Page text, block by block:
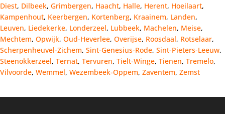
Diest, Dilbeek, Grimbergen, Haacht, Halle, Herent, Hoeilaart,
Kampenhout, Keerbergen, Kortenberg, Kraainem, Landen,
Leuven, Liedekerke, Londerzeel, Lubbeek, Machelen, Meise,
Mechtem, Opwijk, Oud-Heverlee, Overijse, Roosdaal, Rotselaar,
Scherpenheuvel-Zichem, Sint-Genesius-Rode, Sint-Pieters-Leeuw,
Steenokkerzeel, Ternat, Tervuren, Tielt-Winge, Tienen, Tremelo,
Vilvoorde, Wemmel, Wezembeek-Oppem, Zaventem, Zemst